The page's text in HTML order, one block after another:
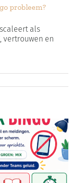
probleem?
als
vertrouwen en